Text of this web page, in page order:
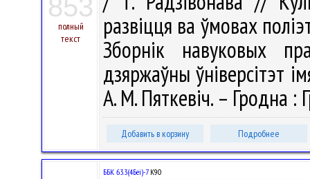
853
полный
текст
развіцця ва ўмовах
Зборнік навуковых
дзяржаўны ўніверсітэт
А. М. Пяткевіч. – Гродна
Добавить в корзину Подробнее
ББК 63.3(4Беі)-7К90